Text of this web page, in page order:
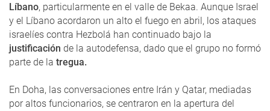
Líbano, particularmente en el valle de Bekaa. Aunque Israel
y el Líbano acordaron un alto el fuego en abril, los ataques
israelíes contra Hezbolá han continuado bajo la
justificación de la autodefensa, dado que el grupo no formó
parte de la tregua.
En Doha, las conversaciones entre Irán y Qatar, mediadas
por altos funcionarios, se centraron en la apertura del